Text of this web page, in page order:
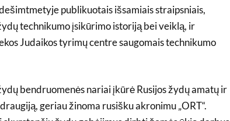
publikuotais išsamiais straipsniais,
technikumo įsikūrimo istoriją bei veiklą, ir
Judaikos tyrimų centre saugomais technikumo
bendruomenės nariai įkūrė Rusijos žydų amatų ir
geriau žinoma rusišku akronimu „ORT“.